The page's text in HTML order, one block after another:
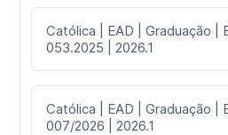
Católica | EAD | Graduação |
053.2025 | 2026.1
Católica | EAD | Graduação |
007/2026 | 2026.1